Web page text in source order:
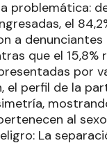
problemática:
el
a denunciantes
que el
por
el perfil de la
al
La